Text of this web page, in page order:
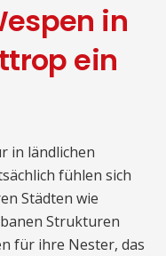
in
ein
in ländlichen
fühlen sich
Städten wie
Strukturen
für ihre Nester, das